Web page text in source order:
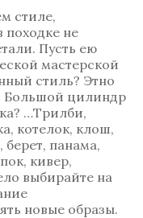
стиле,
походке не
Пусть ею
мастерской
стиль? Этно
Большой цилиндр
…Трилби,
котелок, клош,
берет, панама,
кивер,
выбирайте на
новые образы.